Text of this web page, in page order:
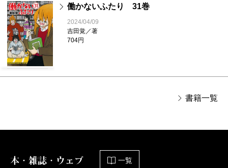
働かないふたり 31巻
2024/04/09
吉田覚／著
704円
書籍一覧
本・雑誌・ウェブ 一覧